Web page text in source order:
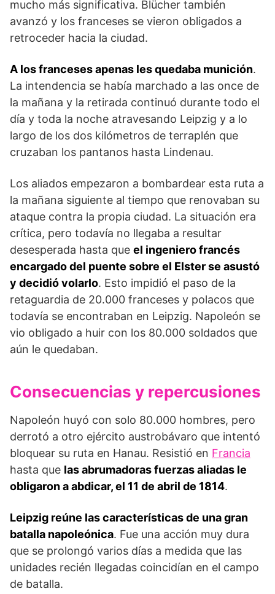
mucho más significativa. Blücher también
avanzó y los franceses se vieron obligados a
retroceder hacia la ciudad.
A los franceses apenas les quedaba munición.
La intendencia se había marchado a las once de
la mañana y la retirada continuó durante todo el
día y toda la no­che atravesando Leipzig y a lo
largo de los dos kiló­metros de terraplén que
cruzaban los pantanos hasta Lindenau.
Los aliados empezaron a bombardear esta ruta a
la mañana siguiente al tiempo que renovaban su
ataque contra la propia ciudad. La situación era
crítica, pero todavía no llegaba a resultar
desesperada hasta que el ingeniero francés
encargado del puente sobre el Elster se asustó
y decidió volarlo. Esto impidió el paso de la
retaguardia de 20.000 fran­ceses y polacos que
todavía se encontraban en Leipzig. Napoleón se
vio obligado a huir con los 80.000 soldados que
aún le quedaban.
Consecuencias y repercusiones
Napoleón huyó con solo 80.000 hombres, pero
derro­tó a otro ejército austrobávaro que intentó
bloquear su ruta en Hanau. Resistió en Francia
hasta que las abru­madoras fuerzas aliadas le
obligaron a abdicar, el 11 de abril de 1814.
Leipzig reúne las características de una gran
batalla napoleónica. Fue una acción muy dura
que se prolongó varios días a medida que las
unidades recién llegadas coincidían en el campo
de batalla.